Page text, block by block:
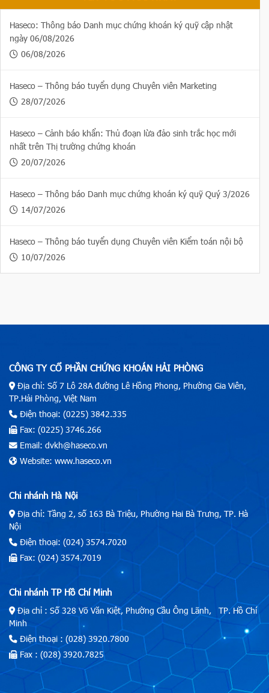
Haseco: Thông báo Danh mục chứng khoán ký quỹ cập nhật
ngày 06/08/2026
06/08/2026
Haseco – Thông báo tuyển dụng Chuyên viên Marketing
28/07/2026
Haseco – Cảnh báo khẩn: Thủ đoạn lừa đảo sinh trắc học mới
nhất trên Thị trường chứng khoán
20/07/2026
Haseco – Thông báo Danh mục chứng khoán ký quỹ Quý 3/2026
14/07/2026
Haseco – Thông báo tuyển dụng Chuyên viên Kiểm toán nội bộ
10/07/2026
CÔNG TY CỔ PHẦN CHỨNG KHOÁN HẢI PHÒNG
Địa chỉ: Số 7 Lô 28A đường Lê Hồng Phong, Phường Gia Viên,
TP.Hải Phòng, Việt Nam
Điện thoại: (0225) 3842.335
Fax: (0225) 3746.266
Email: dvkh@haseco.vn
Website: www.haseco.vn
Chi nhánh Hà Nội
Địa chỉ: Tầng 2, số 163 Bà Triệu, Phường Hai Bà Trưng, TP. Hà
Nội
Điện thoại: (024) 3574.7020
Fax: (024) 3574.7019
Chi nhánh TP Hồ Chí Minh
Địa chỉ : Số 328 Võ Văn Kiệt, Phường Cầu Ông Lãnh, TP. Hồ Chí
Minh
Điện thoại : (028) 3920.7800
Fax : (028) 3920.7825